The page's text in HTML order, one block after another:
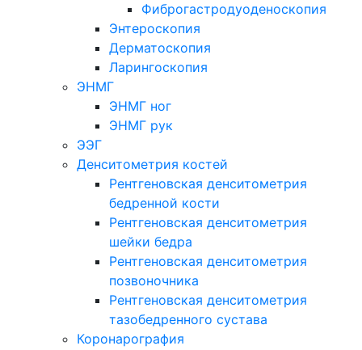
Фиброгастродуоденоскопия
Энтероскопия
Дерматоскопия
Ларингоскопия
ЭНМГ
ЭНМГ ног
ЭНМГ рук
ЭЭГ
Денситометрия костей
Рентгеновская денситометрия
бедренной кости
Рентгеновская денситометрия
шейки бедра
Рентгеновская денситометрия
позвоночника
Рентгеновская денситометрия
тазобедренного сустава
Коронарография